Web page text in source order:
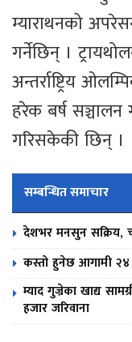
म्याराथनको
गर्नेछिन् ।
अन्तर्राष्ट्रिय
हरेक बर्ष सञ्चालन
गरिसकेकी छिन् ।
सम्बन्धित समाचार
देशभर मनसुन सक्रिय,
कस्तो हुनेछ आगामी २४
म्याद गुज्रेका खाद्य
हजार जरिवाना